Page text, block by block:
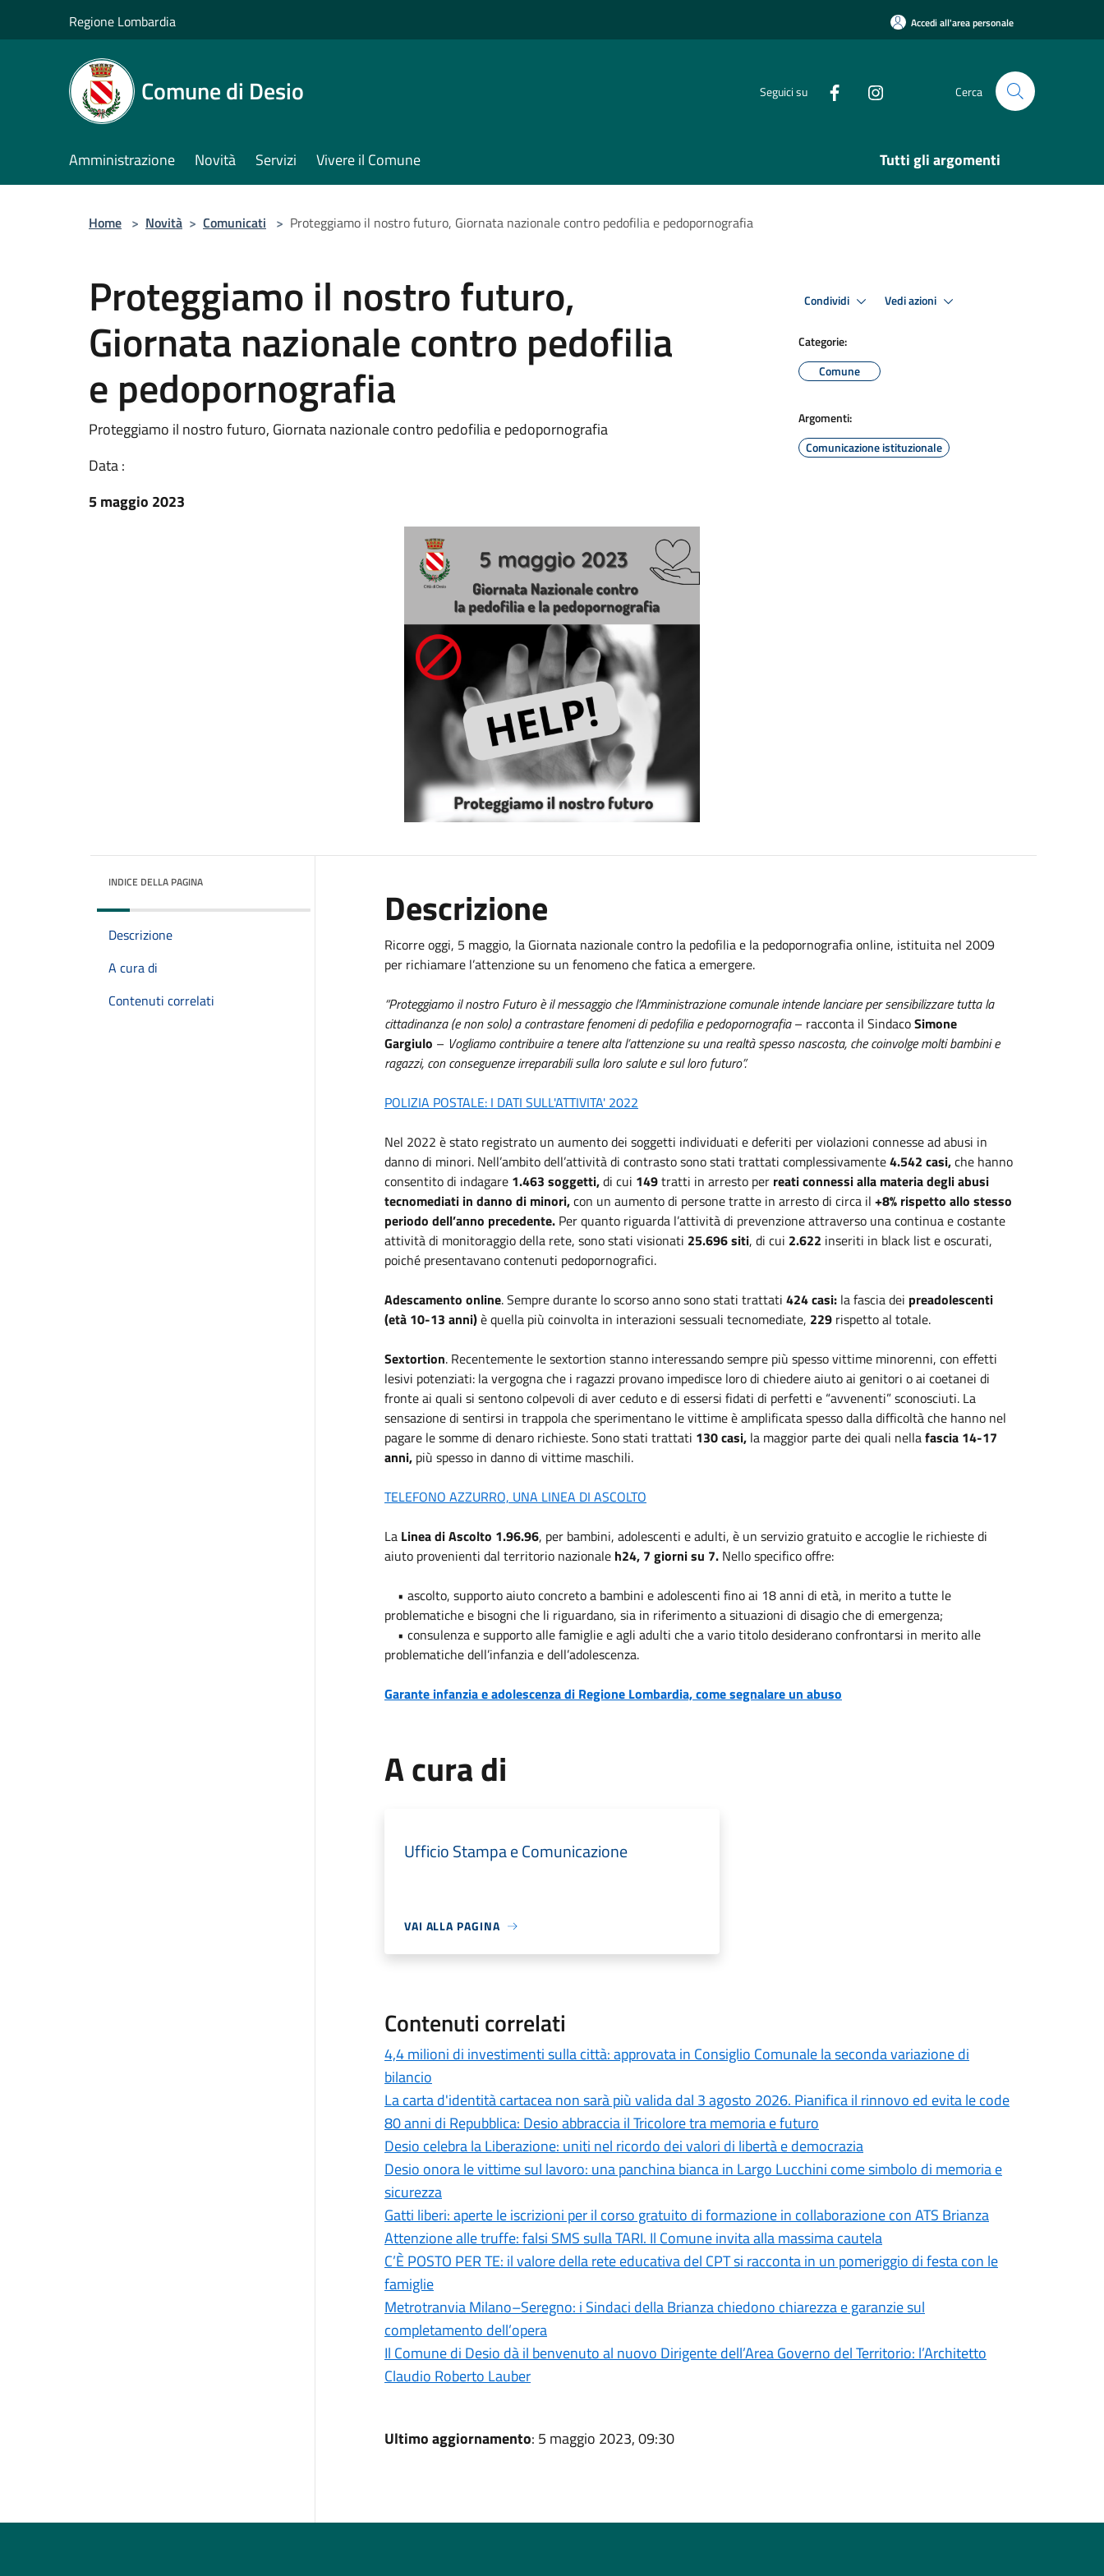
Regione Lombardia Accedi all'area personale
Comune di Desio Seguici su Cerca
Amministrazione Novità Servizi Vivere il Comune Tutti gli argomenti
Home > Novità > Comunicati > Proteggiamo il nostro futuro, Giornata nazionale contro pedofilia e pedopornografia
Proteggiamo il nostro futuro,
Giornata nazionale contro pedofilia
e pedopornografia
Proteggiamo il nostro futuro, Giornata nazionale contro pedofilia e pedopornografia
Data :
5 maggio 2023
Condividi Vedi azioni
Categorie:
Comune
Argomenti:
Comunicazione istituzionale
INDICE DELLA PAGINA
Descrizione
A cura di
Contenuti correlati
Descrizione
Ricorre oggi, 5 maggio, la Giornata nazionale contro la pedofilia e la pedopornografia online, istituita nel 2009
per richiamare l’attenzione su un fenomeno che fatica a emergere.
“Proteggiamo il nostro Futuro è il messaggio che l’Amministrazione comunale intende lanciare per sensibilizzare tutta la
cittadinanza (e non solo) a contrastare fenomeni di pedofilia e pedopornografia– racconta il SindacoSimone
Gargiulo – Vogliamo contribuire a tenere alta l’attenzione su una realtà spesso nascosta, che coinvolge molti bambini e
ragazzi, con conseguenze irreparabili sulla loro salute e sul loro futuro”.
POLIZIA POSTALE: I DATI SULL'ATTIVITA' 2022
Nel 2022 è stato registrato un aumento dei soggetti individuati e deferiti per violazioni connesse ad abusi in
danno di minori. Nell’ambito dell’attività di contrasto sono stati trattati complessivamente4.542 casi,che hanno
consentito di indagare 1.463 soggetti,di cui 149tratti in arresto per reati connessi alla materia degli abusi
tecnomediati in danno di minori,con un aumento di persone tratte in arresto di circa il +8% rispetto allo stesso
periodo dell’anno precedente.Per quanto riguarda l’attività di prevenzione attraverso una continua e costante
attività di monitoraggio della rete, sono stati visionati 25.696 siti, di cui 2.622 inseriti in black list e oscurati,
poiché presentavano contenuti pedopornografici.
Adescamento online. Sempre durante lo scorso anno sono stati trattati 424 casi:la fascia dei preadolescenti
(età 10-13 anni)è quella più coinvolta in interazioni sessuali tecnomediate, 229rispetto al totale.
Sextortion. Recentemente le sextortion stanno interessando sempre più spesso vittime minorenni, con effetti
lesivi potenziati: la vergogna che i ragazzi provano impedisce loro di chiedere aiuto ai genitori o ai coetanei di
fronte ai quali si sentono colpevoli di aver ceduto e di essersi fidati di perfetti e “avvenenti” sconosciuti. La
sensazione di sentirsi in trappola che sperimentano le vittime è amplificata spesso dalla difficoltà che hanno nel
pagare le somme di denaro richieste. Sono stati trattati 130 casi,la maggior parte dei quali nellafascia 14-17
anni,più spesso in danno di vittime maschili.
TELEFONO AZZURRO, UNA LINEA DI ASCOLTO
LaLinea di Ascolto 1.96.96, per bambini, adolescenti e adulti, è un servizio gratuito e accoglie le richieste di
aiuto provenienti dal territorio nazionale h24, 7 giorni su 7.Nello specifico offre:
• ascolto, supporto aiuto concreto a bambini e adolescenti fino ai 18 anni di età, in merito a tutte le
problematiche e bisogni che li riguardano, sia in riferimento a situazioni di disagio che di emergenza;
• consulenza e supporto alle famiglie e agli adulti che a vario titolo desiderano confrontarsi in merito alle
problematiche dell’infanzia e dell’adolescenza.
Garante infanzia e adolescenza di Regione Lombardia, come segnalare un abuso
A cura di
Ufficio Stampa e Comunicazione
VAI ALLA PAGINA
Contenuti correlati
4,4 milioni di investimenti sulla città: approvata in Consiglio Comunale la seconda variazione di
bilancio
La carta d'identità cartacea non sarà più valida dal 3 agosto 2026. Pianifica il rinnovo ed evita le code
80 anni di Repubblica: Desio abbraccia il Tricolore tra memoria e futuro
Desio celebra la Liberazione: uniti nel ricordo dei valori di libertà e democrazia
Desio onora le vittime sul lavoro: una panchina bianca in Largo Lucchini come simbolo di memoria e
sicurezza
Gatti liberi: aperte le iscrizioni per il corso gratuito di formazione in collaborazione con ATS Brianza
Attenzione alle truffe: falsi SMS sulla TARI. Il Comune invita alla massima cautela
C’È POSTO PER TE: il valore della rete educativa del CPT si racconta in un pomeriggio di festa con le
famiglie
Metrotranvia Milano–Seregno: i Sindaci della Brianza chiedono chiarezza e garanzie sul
completamento dell’opera
Il Comune di Desio dà il benvenuto al nuovo Dirigente dell’Area Governo del Territorio: l’Architetto
Claudio Roberto Lauber
Ultimo aggiornamento: 5 maggio 2023, 09:30